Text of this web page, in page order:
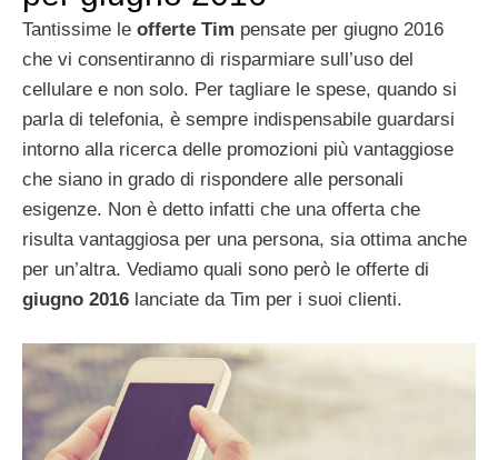
Tantissime le offerte Tim pensate per giugno 2016
che vi consentiranno di risparmiare sull’uso del
cellulare e non solo. Per tagliare le spese, quando si
parla di telefonia, è sempre indispensabile guardarsi
intorno alla ricerca delle promozioni più vantaggiose
che siano in grado di rispondere alle personali
esigenze. Non è detto infatti che una offerta che
risulta vantaggiosa per una persona, sia ottima anche
per un’altra. Vediamo quali sono però le offerte di
giugno 2016 lanciate da Tim per i suoi clienti.